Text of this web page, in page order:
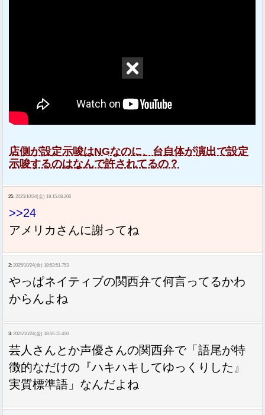
店側が設定示唆はNGなのに、台自体が演出で設定
示唆するのはなんで許されてるの？
25: 2025/10/24(金) 19:15:08.206
>>24
アメリカさんに謝ってね
2: 2025/10/24(金) 18:52:51.753
やっぱネイティブの関西弁て何言ってるかわ
からんよね
3: 2025/10/24(金) 18:55:15.450
芸人さんとか声優さんの関西弁で「語尾が特
徴的なだけの『ハキハキしてゆっくりした』
実質標準語」なんだよね